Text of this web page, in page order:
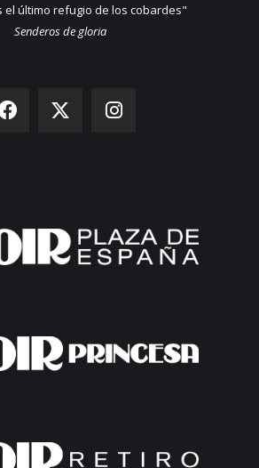
el último refugio de los cobardes"
Senderos de gloria